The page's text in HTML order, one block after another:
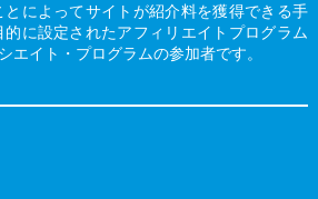
によってサイトが紹介料を獲得できる手
に設定されたアフィリエイトプログラム
エイト・プログラムの参加者です。